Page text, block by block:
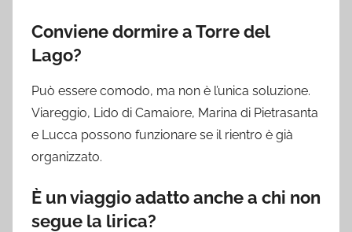
Conviene dormire a Torre del
Lago?
Può essere comodo, ma non è l’unica soluzione.
Viareggio, Lido di Camaiore, Marina di Pietrasanta
e Lucca possono funzionare se il rientro è già
organizzato.
È un viaggio adatto anche a chi non
segue la lirica?